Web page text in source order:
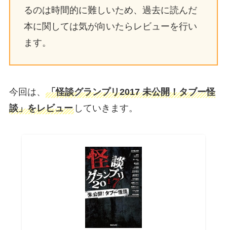
るのは時間的に難しいため、過去に読んだ
本に関しては気が向いたらレビューを行い
ます。
今回は、 「怪談グランプリ2017 未公開！タブー怪
談」をレビューしていきます。